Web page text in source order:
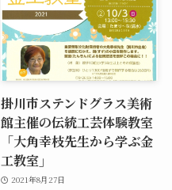
掛川市ステンドグラス美術
館主催の伝統工芸体験教室
「大角幸枝先生から学ぶ金
工教室」
2021年8月27日